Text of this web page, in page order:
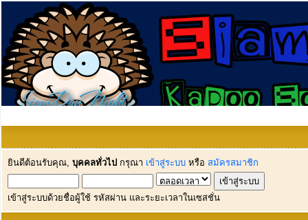
ยินดีต้อนรับคุณ, บุคคลทั่วไป กรุณา เข้าสู่ระบบ หรือ สมัครสมาชิก
เข้าสู่ระบบด้วยชื่อผู้ใช้ รหัสผ่าน และระยะเวลาในเซสชั่น